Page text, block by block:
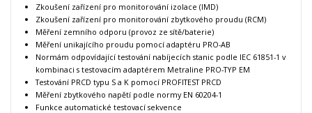
Zkoušení zařízení pro monitorování izolace (IMD)
Zkoušení zařízení pro monitorování zbytkového proudu (RCM)
Měření zemního odporu (provoz ze sítě/baterie)
Měření unikajícího proudu pomocí adaptéru PRO-AB
Normám odpovídající testování nabíjecích stanic podle IEC 61851-1 v
kombinaci s testovacím adaptérem Metraline PRO-TYP EM
Testování PRCD typu S a K pomocí PROFITEST PRCD
Měření zbytkového napětí podle normy EN 60204-1
Funkce automatické testovací sekvence